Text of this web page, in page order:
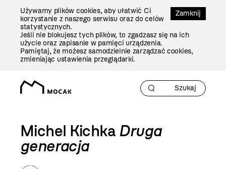
Zamknij
Używamy plików cookies, aby ułatwić Ci
korzystanie z naszego serwisu oraz do celów
statystycznych.
Jeśli nie blokujesz tych plików, to zgadzasz się na ich
użycie oraz zapisanie w pamięci urządzenia.
Pamiętaj, że możesz samodzielnie zarządzać cookies,
zmieniając ustawienia przeglądarki.
Michel Kichka Druga
generacja